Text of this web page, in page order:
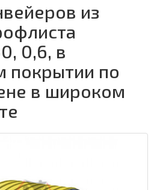
из
0,6, в
покрытии по
в широком